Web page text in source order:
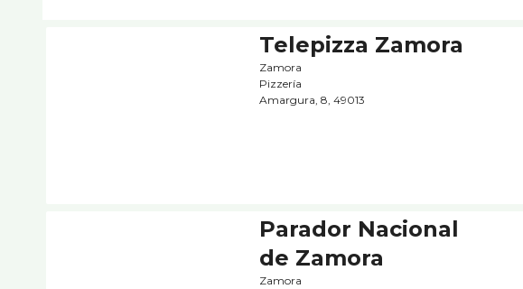
Telepizza Zamora
Zamora
Pizzerí­a
Amargura, 8, 49013
Parador Nacional
de Zamora
Zamora